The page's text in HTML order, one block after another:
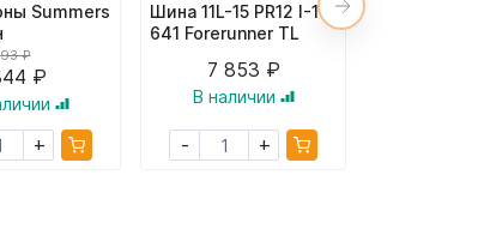
Summers
₽
₽
+
Шина 11L-15 PR12 I-1
641 Forerunner TL
7 853 ₽
В наличии
- +